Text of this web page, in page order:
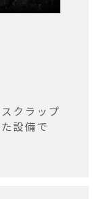
クラップ
設備で